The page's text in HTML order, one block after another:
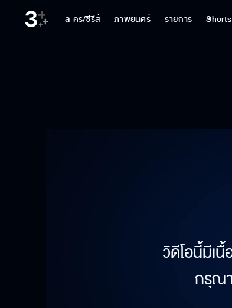
ละคร/ซีรีส์ ภาพยนตร์ รายการ Shorts
วิดีโอนี้มีเ
กรุณ